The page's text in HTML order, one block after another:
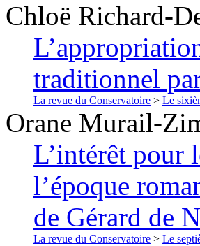
Chloë Richard-
traditionnel
La revue du Conservatoire > Le
Orane Murail-
L’intérêt pour
l’époque
de Gérard de
La revue du Conservatoire > Le